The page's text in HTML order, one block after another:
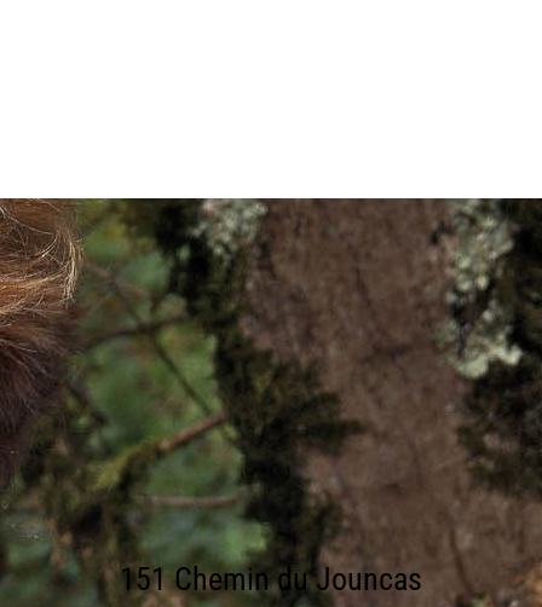
151 Chemin du Jouncas